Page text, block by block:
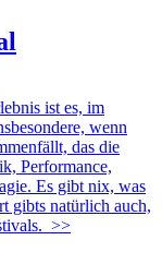
ist es, im
wenn
das die
Performance,
Es gibt nix, was
gibts natürlich auch,
>>